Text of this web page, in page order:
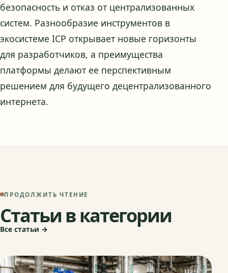
безопасность и отказ от централизованных
систем. Разнообразие инструментов в
экосистеме ICP открывает новые горизонты
для разработчиков, а преимущества
платформы делают ее перспективным
решением для будущего децентрализованного
интернета.
ПРОДОЛЖИТЬ ЧТЕНИЕ
Статьи в категории
Все статьи →